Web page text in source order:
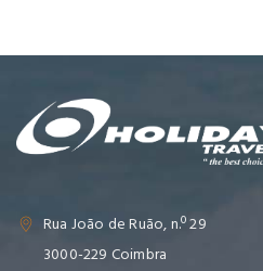
Rua João de Ruão, n.º 29
3000-229 Coimbra